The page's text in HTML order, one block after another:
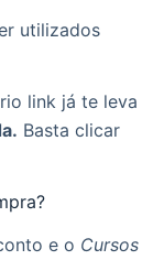
utilizados
link já te leva
Basta clicar
e o Cursos